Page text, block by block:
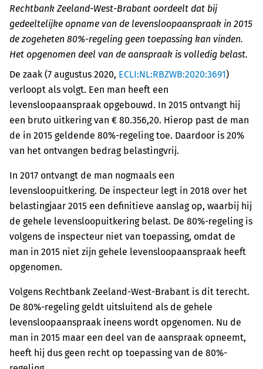
Rechtbank Zeeland-West-Brabant oordeelt dat bij
gedeeltelijke opname van de levensloopaanspraak in 2015
de zogeheten 80%-regeling geen toepassing kan vinden.
Het opgenomen deel van de aanspraak is volledig belast.
De zaak (7 augustus 2020, ECLI:NL:RBZWB:2020:3691)
verloopt als volgt. Een man heeft een
levensloopaanspraak opgebouwd. In 2015 ontvangt hij
een bruto uitkering van € 80.356,20. Hierop past de man
de in 2015 geldende 80%-regeling toe. Daardoor is 20%
van het ontvangen bedrag belastingvrij.
In 2017 ontvangt de man nogmaals een
levensloopuitkering. De inspecteur legt in 2018 over het
belastingjaar 2015 een definitieve aanslag op, waarbij hij
de gehele levensloopuitkering belast. De 80%-regeling is
volgens de inspecteur niet van toepassing, omdat de
man in 2015 niet zijn gehele levensloopaanspraak heeft
opgenomen.
Volgens Rechtbank Zeeland-West-Brabant is dit terecht.
De 80%-regeling geldt uitsluitend als de gehele
levensloopaanspraak ineens wordt opgenomen. Nu de
man in 2015 maar een deel van de aanspraak opneemt,
heeft hij dus geen recht op toepassing van de 80%-